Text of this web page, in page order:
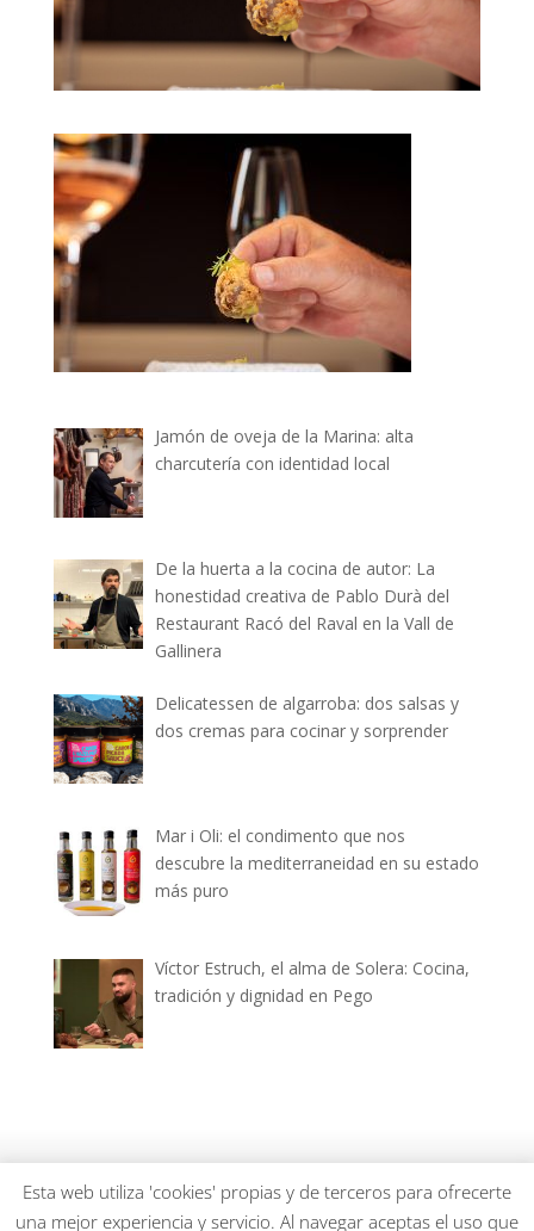
Jamón de oveja de la Marina: alta
charcutería con identidad local
De la huerta a la cocina de autor: La
honestidad creativa de Pablo Durà del
Restaurant Racó del Raval en la Vall de
Gallinera
Delicatessen de algarroba: dos salsas y
dos cremas para cocinar y sorprender
Mar i Oli: el condimento que nos
descubre la mediterraneidad en su estado
más puro
Víctor Estruch, el alma de Solera: Cocina,
tradición y dignidad en Pego
dianiagastronomica.com © 2026
Esta web utiliza 'cookies' propias y de terceros para ofrecerte
una mejor experiencia y servicio. Al navegar aceptas el uso que